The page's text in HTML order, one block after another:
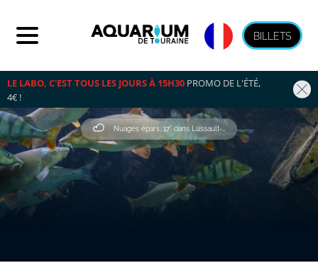
BILLETS
LE LABO, C'EST TOUS LES JOURS À 15H30 PROMO DE L'ÉTÉ,
4€ !
Nuages épars, 17° dans Lussault-Sur-Loire